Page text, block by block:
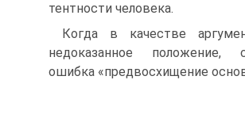
тентности человека.
Когда в качестве
недоказанное положение,
ошибка «предвосхищение